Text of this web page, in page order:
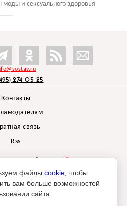
моды и сексуального здоровья
274-05-25
Контакты
связь
Rss
проектбрендингового
Depot
Sostav.ru допустимо только при
источника.
файлы cookie , чтобы
вам больше возможностей
сайта.